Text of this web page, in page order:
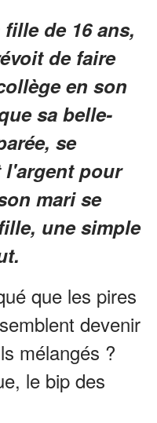
de 16 ans,
de faire
en son
sa belle-
se
l'argent pour
mari se
une simple
que les pires
devenir
mélangés ?
le bip des